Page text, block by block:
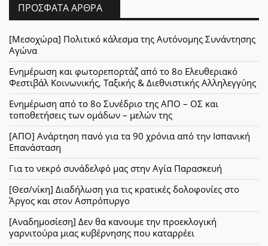
ΠΡΌΣΦΑΤΑ ΆΡΘΡΑ
[Μεσοχώρα] Πολιτικό κάλεσμα της Αυτόνομης Συνάντησης
Αγώνα
Ενημέρωση και φωτορεπορτάζ από το 8ο Ελευθεριακό
Φεστιβάλ Κοινωνικής, Ταξικής & Διεθνιστικής Αλληλεγγύης
Ενημέρωση από το 8ο Συνέδριο της ΑΠΟ – ΟΣ και
τοποθετήσεις των ομάδων – μελών της
[ΑΠΟ] Ανάρτηση πανό για τα 90 χρόνια από την Ισπανική
Επανάσταση
Για το νεκρό συνάδελφό μας στην Αγία Παρασκευή
[Θεσ/νίκη] Διαδήλωση για τις κρατικές δολοφονίες στο
Άργος και στον Ασπρόπυργο
[Αναδημοσίεση] Δεν θα κανουμε την προεκλογική
γαρνιτούρα μιας κυβέρνησης που καταρρέει